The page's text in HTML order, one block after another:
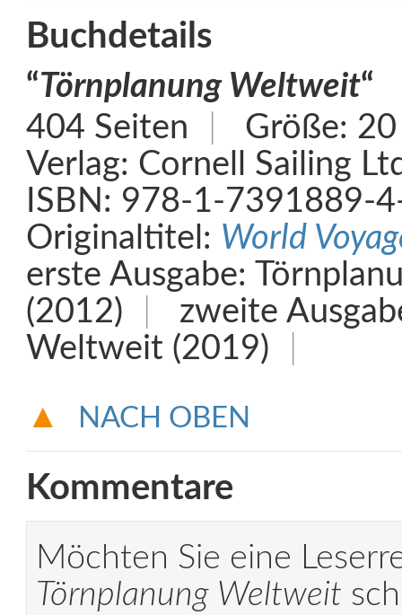
Buchdetails
“Törnplanung Weltweit“
404 Seiten
Größe:
Verlag: Cornell Sailing
ISBN: 978-1-7391889-
Originaltitel: World
erste Ausgabe:
(2012)
zweite
Weltweit (2019)
NACH OBEN
Kommentare
Möchten Sie eine
Törnplanung Weltweit